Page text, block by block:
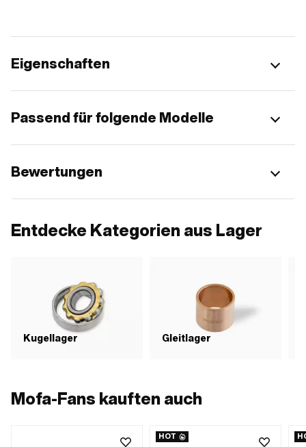
Eigenschaften
Passend für folgende Modelle
Bewertungen
Entdecke Kategorien aus Lager
Kugellager Gleitlager
Mofa-Fans kauften auch
HOT